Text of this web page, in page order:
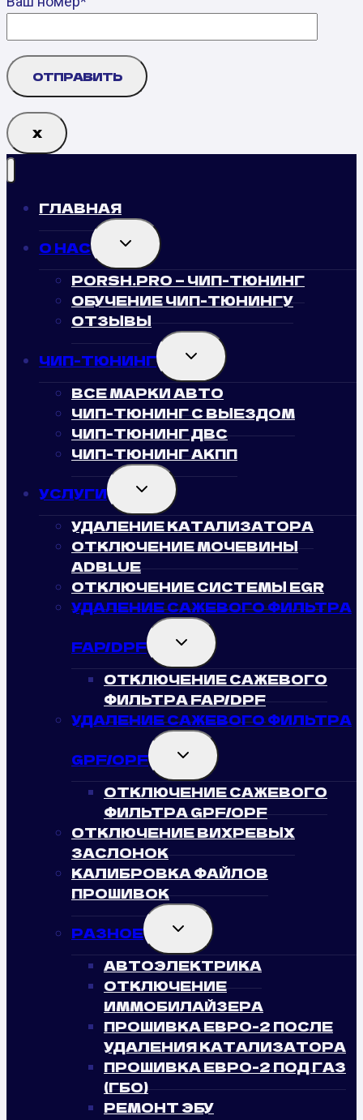
Х
ГЛАВНАЯ
О НАС TOGGLE
CHILD
MENU
PORSH.PRO — ЧИП-ТЮНИНГ
ОБУЧЕНИЕ ЧИП-ТЮНИНГУ
ОТЗЫВЫ
ЧИП-ТЮНИНГ TOGGLE
CHILD
MENU
ВСЕ МАРКИ АВТО
ЧИП-ТЮНИНГ С ВЫЕЗДОМ
ЧИП-ТЮНИНГ ДВС
ЧИП-ТЮНИНГ АКПП
УСЛУГИ TOGGLE
CHILD
MENU
УДАЛЕНИЕ КАТАЛИЗАТОРА
ОТКЛЮЧЕНИЕ МОЧЕВИНЫ
ADBLUE
ОТКЛЮЧЕНИЕ СИСТЕМЫ EGR
УДАЛЕНИЕ САЖЕВОГО ФИЛЬТРА
FAP/DPF TOGGLE
CHILD
MENU
ОТКЛЮЧЕНИЕ САЖЕВОГО
ФИЛЬТРА FAP/DPF
УДАЛЕНИЕ САЖЕВОГО ФИЛЬТРА
GPF/OPF TOGGLE
CHILD
MENU
ОТКЛЮЧЕНИЕ САЖЕВОГО
ФИЛЬТРА GPF/OPF
ОТКЛЮЧЕНИЕ ВИХРЕВЫХ
ЗАСЛОНОК
КАЛИБРОВКА ФАЙЛОВ
ПРОШИВОК
РАЗНОЕ TOGGLE
CHILD
MENU
АВТОЭЛЕКТРИКА
ОТКЛЮЧЕНИЕ
ИММОБИЛАЙЗЕРА
ПРОШИВКА ЕВРО-2 ПОСЛЕ
УДАЛЕНИЯ КАТАЛИЗАТОРА
ПРОШИВКА ЕВРО-2 ПОД ГАЗ
(ГБО)
РЕМОНТ ЭБУ